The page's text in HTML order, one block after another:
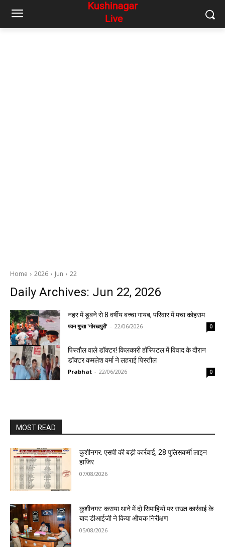
Home 2026 Jun 22
Daily Archives: Jun 22, 2026
नहर में डूबने से 8 वर्षीय बच्चा गायब, परिवार में मचा कोहराम
पवन गुप्ता 'गोरखपुरी' - 22/06/2026 0
पिस्तौल वाले डॉक्टर! किलकारी हॉस्पिटल में विवाद के दौरान
डॉक्टर कमलेश वर्मा ने लहराई पिस्तौल
Prabhat - 22/06/2026 0
MOST READ
कुशीनगर: एसपी की बड़ी कार्रवाई, 28 पुलिसकर्मी लाइन
हाजिर
07/08/2026
कुशीनगर: कसया थाने में दो सिपाहियों पर सख्त कार्रवाई के
बाद डीआईजी ने किया औचक निरीक्षण
05/08/2026